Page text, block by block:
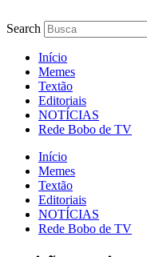
para
conteúdo
Search
Início
Memes
Textão
Editoriais
NOTÍCIAS
Rede Bobo de TV
Início
Memes
Textão
Editoriais
NOTÍCIAS
Rede Bobo de TV